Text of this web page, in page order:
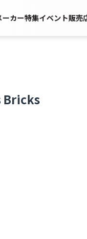
ーカー特集イベント販売
Bricks